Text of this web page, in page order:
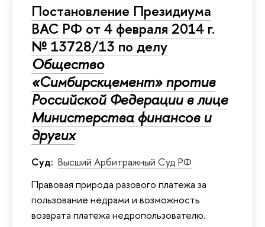
Постановление Президиума
ВАС РФ от 4 февраля 2014 г.
№ 13728/13 по делу
Общество
«Симбирскцемент» против
Российской Федерации в лице
Министерства финансов и
других
Суд: Высший Арбитражный Суд РФ
Правовая природа разового платежа за
пользование недрами и возможность
возврата платежа недропользователю.